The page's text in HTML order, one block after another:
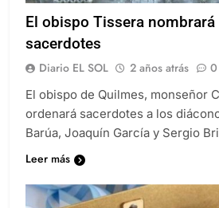
El obispo Tissera nombrará
sacerdotes
Diario EL SOL 2 años atrás 0
El obispo de Quilmes, monseñor
ordenará sacerdotes a los
Barúa, Joaquín García y Sergio
Leer más